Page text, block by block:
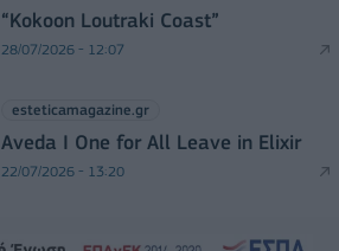
“Kokoon Loutraki Coast”
28/07/2026 - 12:07
esteticamagazine.gr
Aveda I One for All Leave in Elixir
22/07/2026 - 13:20